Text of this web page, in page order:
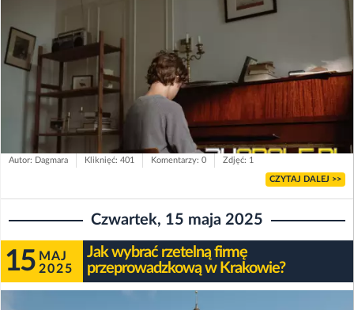
Autor: Dagmara Kliknięć: 401 Komentarzy: 0 Zdjęć: 1
CZYTAJ DALEJ >>
Czwartek, 15 maja 2025
15 MAJ
2025
Jak wybrać rzetelną firmę
przeprowadzkową w Krakowie?